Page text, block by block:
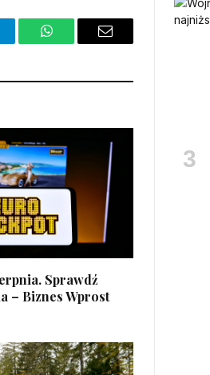
WhatsAppEmail
Sprawdź
– Biznes Wprost